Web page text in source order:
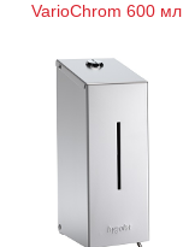
VarioChrom 600 мл